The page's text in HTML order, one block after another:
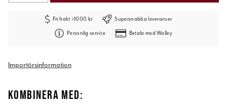
Fri frakt >1000 kr Supersnabba leveranser
Personlig service Betala med Walley
Importörsinformation
KOMBINERA MED: